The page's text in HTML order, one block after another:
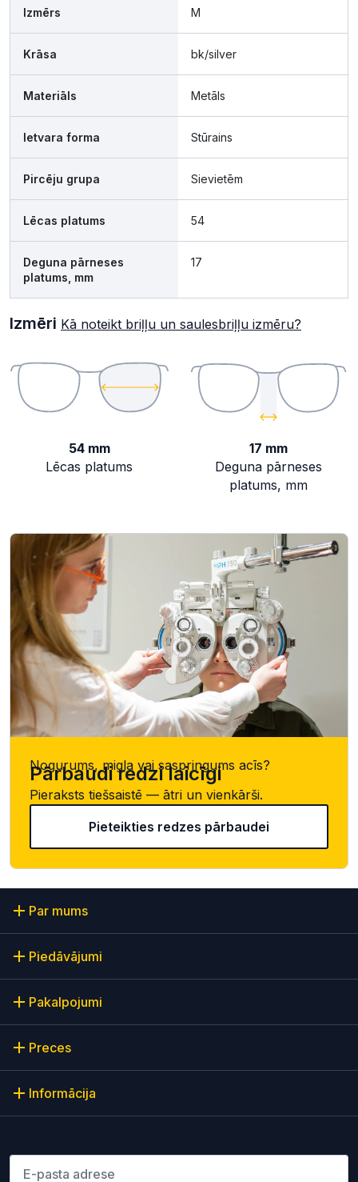
Izmērs M
Krāsa bk/silver
Materiāls Metāls
Ietvara forma Stūrains
Pircēju grupa Sievietēm
Lēcas platums 54
Deguna pārneses
platums, mm
17
Izmēri Kā noteikt briļļu un saulesbriļļu izmēru?
54 mm
Lēcas platums
17 mm
Deguna pārneses
platums, mm
Nogurums, migla vai saspringums acīs?
Pārbaudi redzi laicīgi
Pieraksts tiešsaistē — ātri un vienkārši.
Pieteikties redzes pārbaudei
Par mums
Piedāvājumi
Pakalpojumi
Preces
Informācija
Lūdzu ievadiet e-pasta adresi